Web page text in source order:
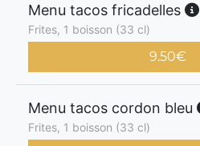
Menu tacos fricadelles
Frites, 1 boisson (33 cl)
9.50€
Menu tacos cordon bleu
Frites, 1 boisson (33 cl)